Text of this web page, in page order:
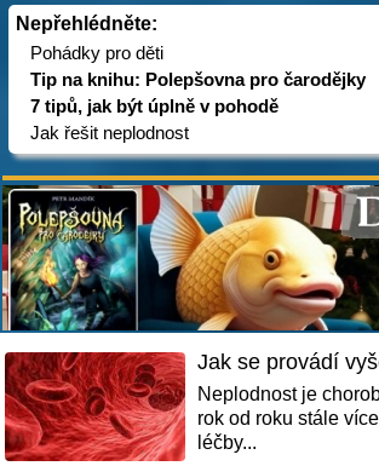
Nepřehlédněte:
Pohádky pro děti
Tip na knihu: Polepšovna pro čarodějky
7 tipů, jak být úplně v pohodě
Jak řešit neplodnost
Jak se provádí
Neplodnost je
rok od roku stále
léčby...